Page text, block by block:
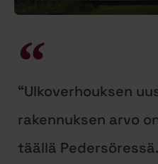
“Ulkoverhouksen
rakennuksen arvo
täällä